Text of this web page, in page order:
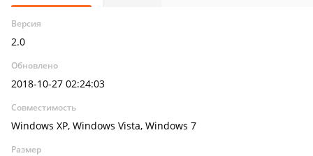
Версия
2.0
Обновлено
2018-10-27 02:24:03
Совместимость
Windows XP, Windows Vista, Windows 7
Размер